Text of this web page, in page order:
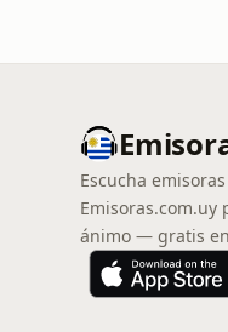
Escucha
Emisoras.com.uy
ánimo — gratis